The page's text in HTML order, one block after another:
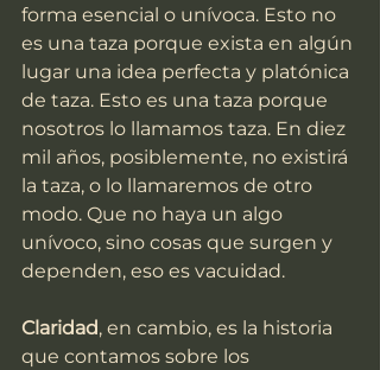
forma esencial o unívoca. Esto no
es una taza porque exista en algún
lugar una idea perfecta y platónica
de taza. Esto es una taza porque
nosotros lo llamamos taza. En diez
mil años, posiblemente, no existirá
la taza, o lo llamaremos de otro
modo. Que no haya un algo
unívoco, sino cosas que surgen y
dependen, eso es vacuidad.
Claridad, en cambio, es la historia
que contamos sobre los